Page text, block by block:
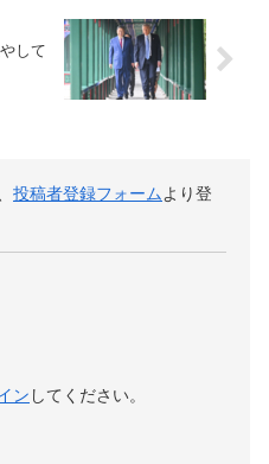
して
投稿者登録フォームより登
ン してください。